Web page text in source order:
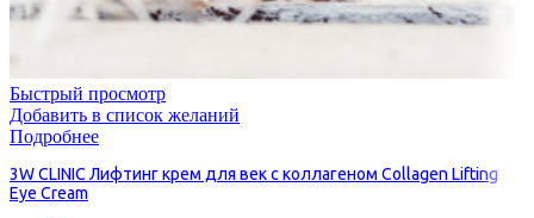
Быстрый просмотр
Добавить в список желаний
Подробнее
3W CLINIC Лифтинг крем для век с коллагеном Collagen Lifting
Eye Cream